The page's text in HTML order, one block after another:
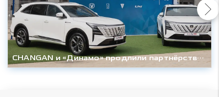
CHANGAN и «Динамо» продлили партнёрство до конца сезона 2027/28гг.